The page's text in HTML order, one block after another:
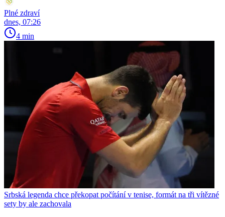
Plné zdraví
dnes, 07:26
4 min
Srbská legenda chce překopat počítání v tenise, formát na tři vítězné
sety by ale zachovala